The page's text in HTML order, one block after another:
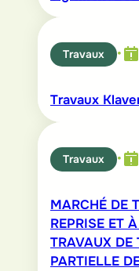
Travaux •
Travaux
Travaux •
MARCHÉ DE
REPRISE ET
TRAVAUX DE
PARTIELLE